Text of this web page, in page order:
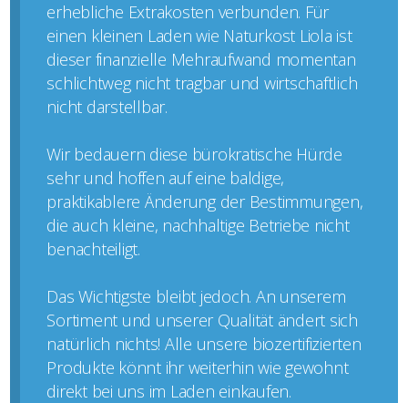
erhebliche Extrakosten verbunden. Für
einen kleinen Laden wie Naturkost Liola ist
dieser finanzielle Mehraufwand momentan
schlichtweg nicht tragbar und wirtschaftlich
nicht darstellbar.
Wir bedauern diese bürokratische Hürde
sehr und hoffen auf eine baldige,
praktikablere Änderung der Bestimmungen,
die auch kleine, nachhaltige Betriebe nicht
benachteiligt.
Das Wichtigste bleibt jedoch. An unserem
Sortiment und unserer Qualität ändert sich
natürlich nichts! Alle unsere biozertifizierten
Produkte könnt ihr weiterhin wie gewohnt
direkt bei uns im Laden einkaufen.